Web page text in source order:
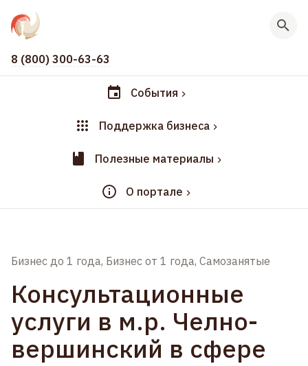
8 (800) 300-63-63
События
Поддержка бизнеса
Полезные материалы
О портале
Бизнес до 1 года, Бизнес от 1 года, Самозанятые
Консультационные
услуги в м.р. Челно-
вершинский в сфере